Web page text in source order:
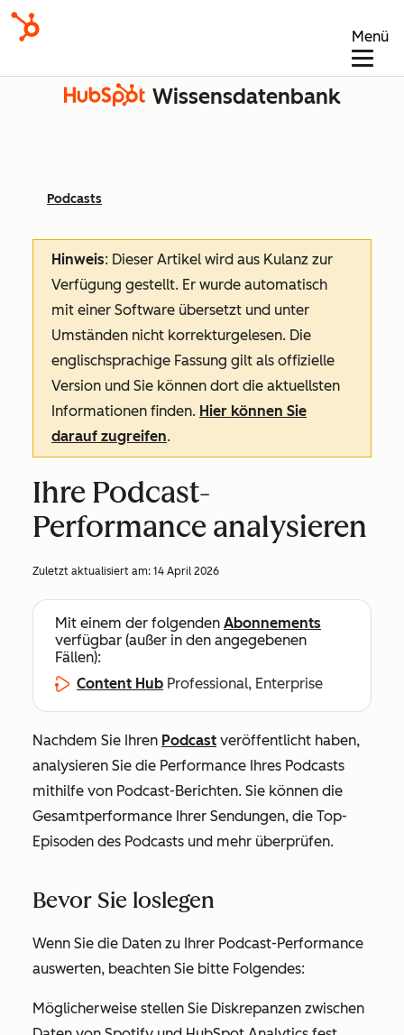
Menü
Wissensdatenbank
Podcasts
Hinweis: Dieser Artikel wird aus Kulanz zur
Verfügung gestellt. Er wurde automatisch
mit einer Software übersetzt und unter
Umständen nicht korrekturgelesen. Die
englischsprachige Fassung gilt als offizielle
Version und Sie können dort die aktuellsten
Informationen finden. Hier können Sie
darauf zugreifen.
Ihre Podcast-
Performance analysieren
Zuletzt aktualisiert am: 14 April 2026
Mit einem der folgenden Abonnements
verfügbar (außer in den angegebenen
Fällen):
Content Hub Professional, Enterprise
Nachdem Sie Ihren Podcast veröffentlicht haben,
analysieren Sie die Performance Ihres Podcasts
mithilfe von Podcast-Berichten. Sie können die
Gesamtperformance Ihrer Sendungen, die Top-
Episoden des Podcasts und mehr überprüfen.
Bevor Sie loslegen
Wenn Sie die Daten zu Ihrer Podcast-Performance
auswerten, beachten Sie bitte Folgendes:
Möglicherweise stellen Sie Diskrepanzen zwischen